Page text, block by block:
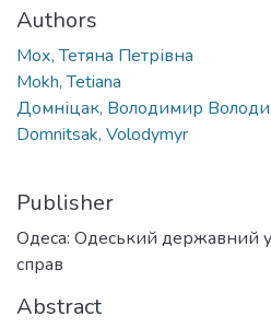
Authors
Мох, Тетяна Петрівна
Mokh, Tetiana
Домніцак, Володимир
Domnitsak, Volodymyr
Publisher
Одеса: Одеський державний
справ
Abstract